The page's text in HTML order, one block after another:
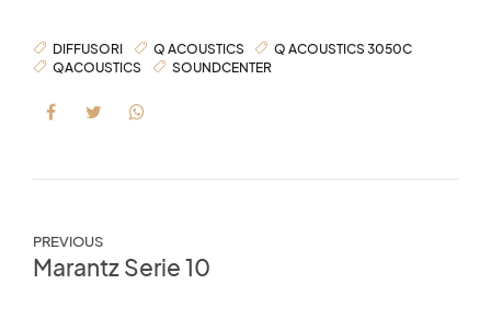
DIFFUSORI Q ACOUSTICS
Q ACOUSTICS 3050C
QACOUSTICS
SOUNDCENTER
PREVIOUS
Marantz Serie 10